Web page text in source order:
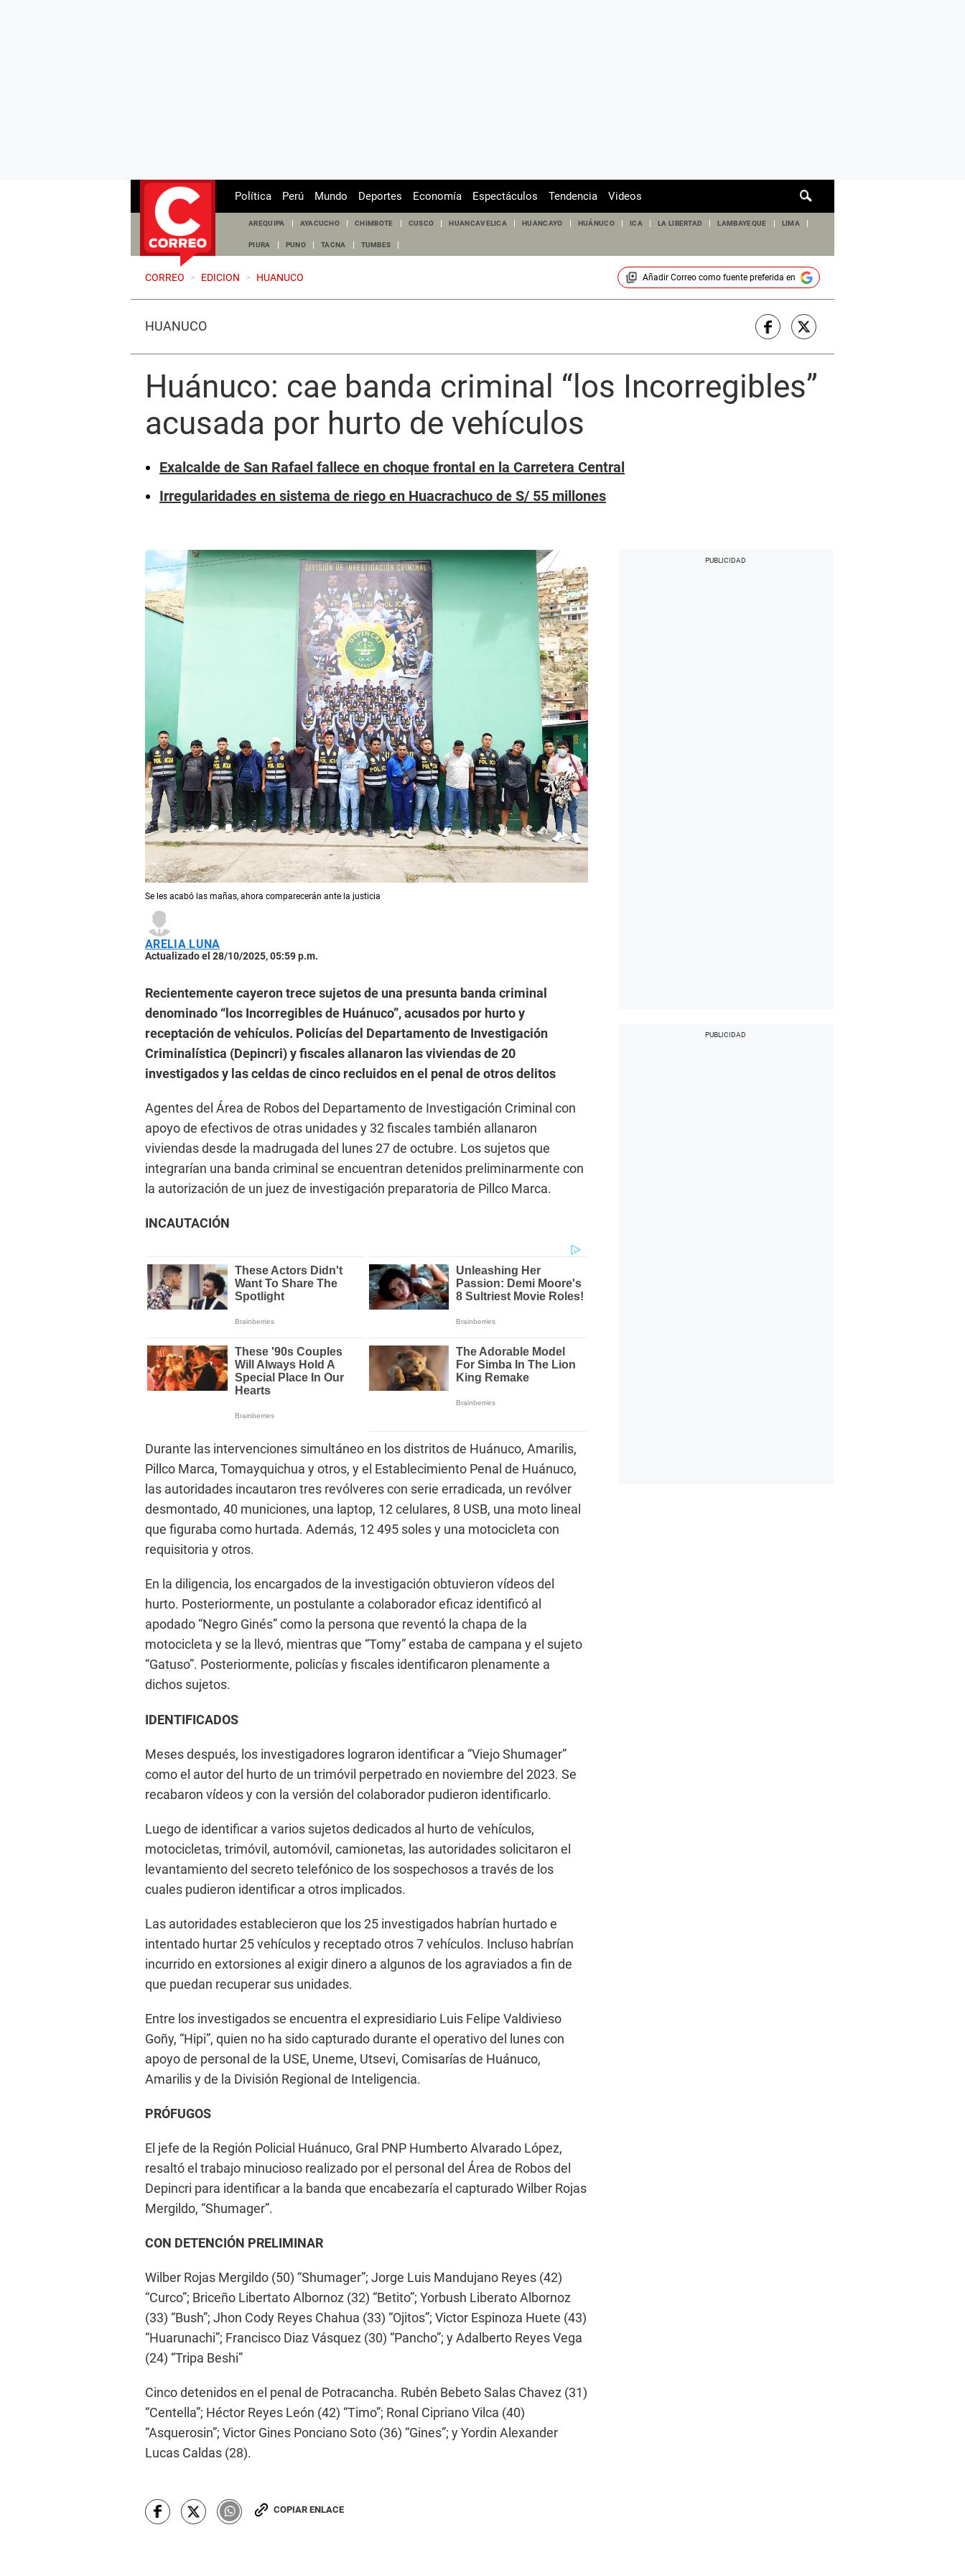
de
Política Perú Mundo Deportes Economía Espectáculos Tendencia Videos
AREQUIPA AYACUCHO CHIMBOTE CUSCO HUANCAVELICA HUANCAYO HUÁNUCO ICA LA LIBERTAD LAMBAYEQUE LIMA
PIURA PUNO TACNA TUMBES
CORREO > EDICION > HUANUCO Añadir Correocomo fuente preferida en
HUÁNUCO
Huánuco: cae banda criminal “los Incorregibles”
acusada por hurto de vehículos
Exalcalde de San Rafael fallece en choque frontal en la Carretera Central
Irregularidades en sistema de riego en Huacrachuco de S/ 55 millones
Se les acabó las mañas, ahora comparecerán ante la justicia
ARELIA LUNA
Actualizado el 28/10/2025, 05:59 p.m.
Recientemente cayeron trece sujetos de una presunta banda criminal
denominado “los Incorregibles de Huánuco”, acusados por hurto y
receptación de vehículos. Policías del Departamento de Investigación
Criminalística (Depincri) y fiscales allanaron las viviendas de 20
investigados y las celdas de cinco recluidos en el penal de otros delitos
Agentes del Área de Robos del Departamento de Investigación Criminal con
apoyo de efectivos de otras unidades y 32 fiscales también allanaron
viviendas desde la madrugada del lunes 27 de octubre. Los sujetos que
integrarían una banda criminal se encuentran detenidos preliminarmente con
la autorización de un juez de investigación preparatoria de Pillco Marca.
INCAUTACIÓN
Durante las intervenciones simultáneo en los distritos de Huánuco, Amarilis,
Pillco Marca, Tomayquichua y otros, y el Establecimiento Penal de Huánuco,
las autoridades incautaron tres revólveres con serie erradicada, un revólver
desmontado, 40 municiones, una laptop, 12 celulares, 8 USB, una moto lineal
que figuraba como hurtada. Además, 12 495 soles y una motocicleta con
requisitoria y otros.
En la diligencia, los encargados de la investigación obtuvieron vídeos del
hurto. Posteriormente, un postulante a colaborador eficaz identificó al
apodado “Negro Ginés” como la persona que reventó la chapa de la
motocicleta y se la llevó, mientras que “Tomy” estaba de campana y el sujeto
“Gatuso”. Posteriormente, policías y fiscales identificaron plenamente a
dichos sujetos.
IDENTIFICADOS
Meses después, los investigadores lograron identificar a “Viejo Shumager”
como el autor del hurto de un trimóvil perpetrado en noviembre del 2023. Se
recabaron vídeos y con la versión del colaborador pudieron identificarlo.
Luego de identificar a varios sujetos dedicados al hurto de vehículos,
motocicletas, trimóvil, automóvil, camionetas, las autoridades solicitaron el
levantamiento del secreto telefónico de los sospechosos a través de los
cuales pudieron identificar a otros implicados.
Las autoridades establecieron que los 25 investigados habrían hurtado e
intentado hurtar 25 vehículos y receptado otros 7 vehículos. Incluso habrían
incurrido en extorsiones al exigir dinero a algunos de los agraviados a fin de
que puedan recuperar sus unidades.
Entre los investigados se encuentra el expresidiario Luis Felipe Valdivieso
Goñy, “Hipi”, quien no ha sido capturado durante el operativo del lunes con
apoyo de personal de la USE, Uneme, Utsevi, Comisarías de Huánuco,
Amarilis y de la División Regional de Inteligencia.
PRÓFUGOS
El jefe de la Región Policial Huánuco, Gral PNP Humberto Alvarado López,
resaltó el trabajo minucioso realizado por el personal del Área de Robos del
Depincri para identificar a la banda que encabezaría el capturado Wilber Rojas
Mergildo, “Shumager”.
CON DETENCIÓN PRELIMINAR
Wilber Rojas Mergildo (50) “Shumager”; Jorge Luis Mandujano Reyes (42)
“Curco”; Briceño Libertato Albornoz (32) “Betito”; Yorbush Liberato Albornoz
(33) “Bush”; Jhon Cody Reyes Chahua (33) “Ojitos”; Victor Espinoza Huete (43)
“Huarunachi”; Francisco Diaz Vásquez (30) “Pancho”; y Adalberto Reyes Vega
(24) “Tripa Beshi”
Cinco detenidos en el penal de Potracancha. Rubén Bebeto Salas Chavez (31)
“Centella”; Héctor Reyes León (42) “Timo”; Ronal Cipriano Vilca (40)
“Asquerosin”; Victor Gines Ponciano Soto (36) “Gines”; y Yordin Alexander
Lucas Caldas (28).
COPIAR ENLACE